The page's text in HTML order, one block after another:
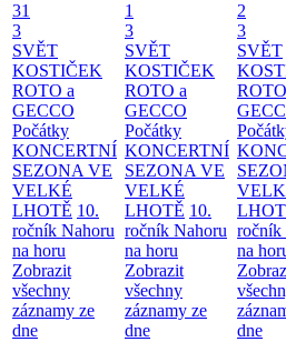
31
3
SVĚT
KOSTIČEK
ROTO a
GECCO
Počátky
KONCERTNÍ
SEZONA VE
VELKÉ
LHOTĚ 10.
ročník Nahoru
na horu
Zobrazit
všechny
záznamy ze
dne
1
3
SVĚT
KOSTIČEK
ROTO a
GECCO
Počátky
KONCERTNÍ
SEZONA VE
VELKÉ
LHOTĚ 10.
ročník Nahoru
na horu
Zobrazit
všechny
záznamy ze
dne
2
3
SVĚT
ročník
na
dne